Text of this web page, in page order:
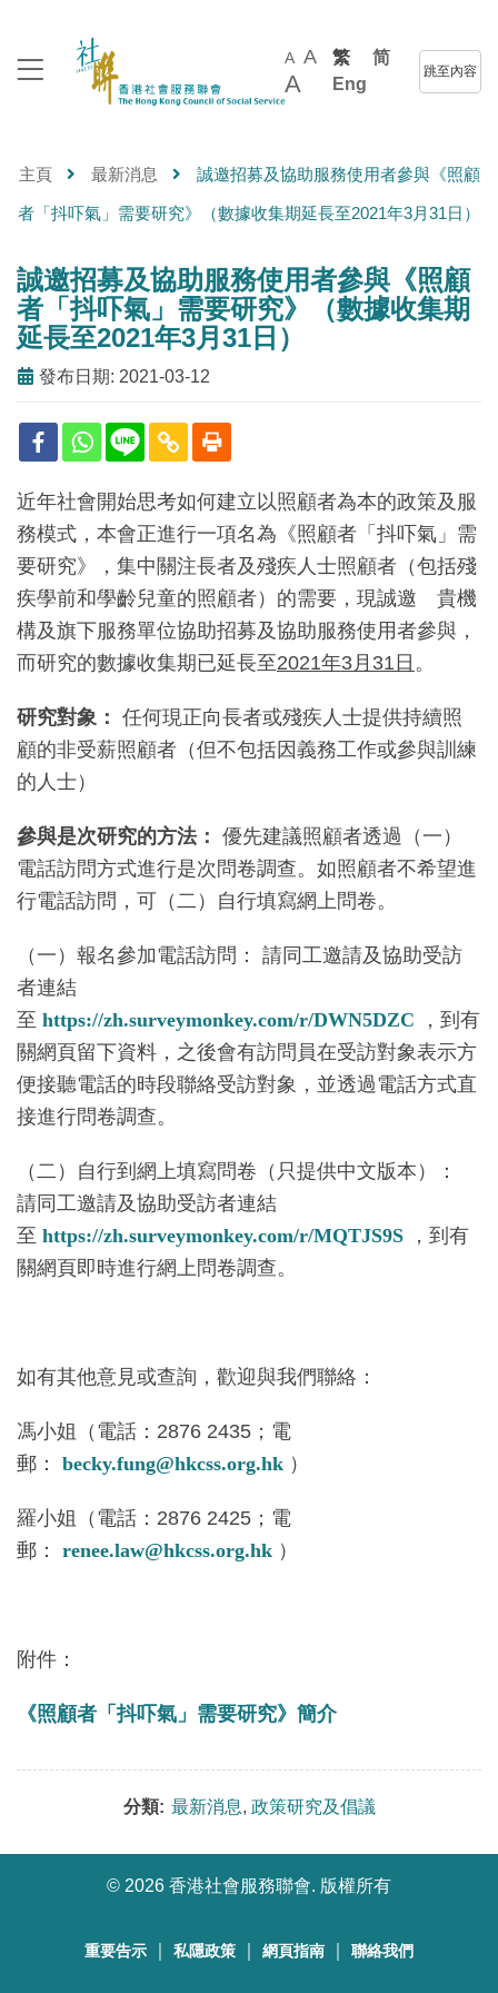
A A
A
繁
简
Eng
跳至內容
主頁 最新消息 誠邀招募及協助服務使用者參與《照顧
者「抖吓氣」需要研究》（數據收集期延長至2021年3月31日）
誠邀招募及協助服務使用者參與《照顧
者「抖吓氣」需要研究》（數據收集期
延長至2021年3月31日）
發布日期: 2021-03-12
近年社會開始思考如何建立以照顧者為本的政策及服
務模式，本會正進行一項名為《照顧者「抖吓氣」需
要研究》，集中關注長者及殘疾人士照顧者（包括殘
疾學前和學齡兒童的照顧者）的需要，現誠邀 貴機
構及旗下服務單位協助招募及協助服務使用者參與，
而研究的數據收集期已延長至2021年3月31日 。
研究對象： 任何現正向長者或殘疾人士提供持續照
顧的非受薪照顧者（但不包括因義務工作或參與訓練
的人士）
參與是次研究的方法： 優先建議照顧者透過（一）
電話訪問方式進行是次問卷調查。如照顧者不希望進
行電話訪問，可（二）自行填寫網上問卷。
（一）報名參加電話訪問： 請同工邀請及協助受訪
者連結
至 https://zh.surveymonkey.com/r/DWN5DZC ，到有
關網頁留下資料，之後會有訪問員在受訪對象表示方
便接聽電話的時段聯絡受訪對象，並透過電話方式直
接進行問卷調查。
（二）自行到網上填寫問卷（只提供中文版本）：
請同工邀請及協助受訪者連結
至 https://zh.surveymonkey.com/r/MQTJS9S ，到有
關網頁即時進行網上問卷調查。
如有其他意見或查詢，歡迎與我們聯絡：
馮小姐（電話：2876 2435；電
郵： becky.fung@hkcss.org.hk ）
羅小姐（電話：2876 2425；電
郵： renee.law@hkcss.org.hk ）
附件：
《照顧者「抖吓氣」需要研究》簡介
分類: 最新消息, 政策研究及倡議
© 2026 香港社會服務聯會. 版權所有
重要告示 私隱政策 網頁指南 聯絡我們